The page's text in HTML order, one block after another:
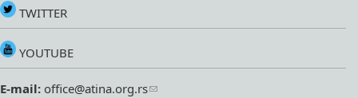
TWITTER
YOUTUBE
E-mail: office@atina.org.rs